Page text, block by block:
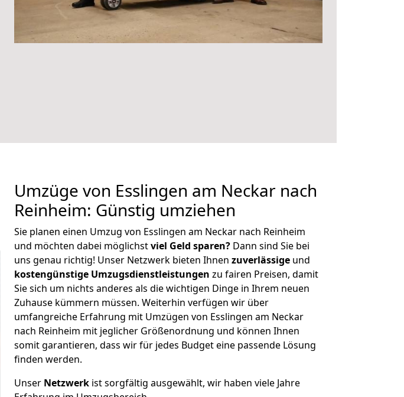
Umzüge von Esslingen am Neckar nach
Reinheim: Günstig umziehen
Sie planen einen Umzug von Esslingen am Neckar nach Reinheim
und möchten dabei möglichstviel Geld sparen? Dann sind Sie bei
uns genau richtig! Unser Netzwerk bieten Ihnen zuverlässige und
kostengünstige Umzugsdienstleistungen zu fairen Preisen, damit
Sie sich um nichts anderes als die wichtigen Dinge in Ihrem neuen
Zuhause kümmern müssen. Weiterhin verfügen wir über
umfangreiche Erfahrung mit Umzügen von Esslingen am Neckar
nach Reinheim mit jeglicher Größenordnung und können Ihnen
somit garantieren, dass wir für jedes Budget eine passende Lösung
finden werden.
Unser Netzwerk ist sorgfältig ausgewählt, wir haben viele Jahre